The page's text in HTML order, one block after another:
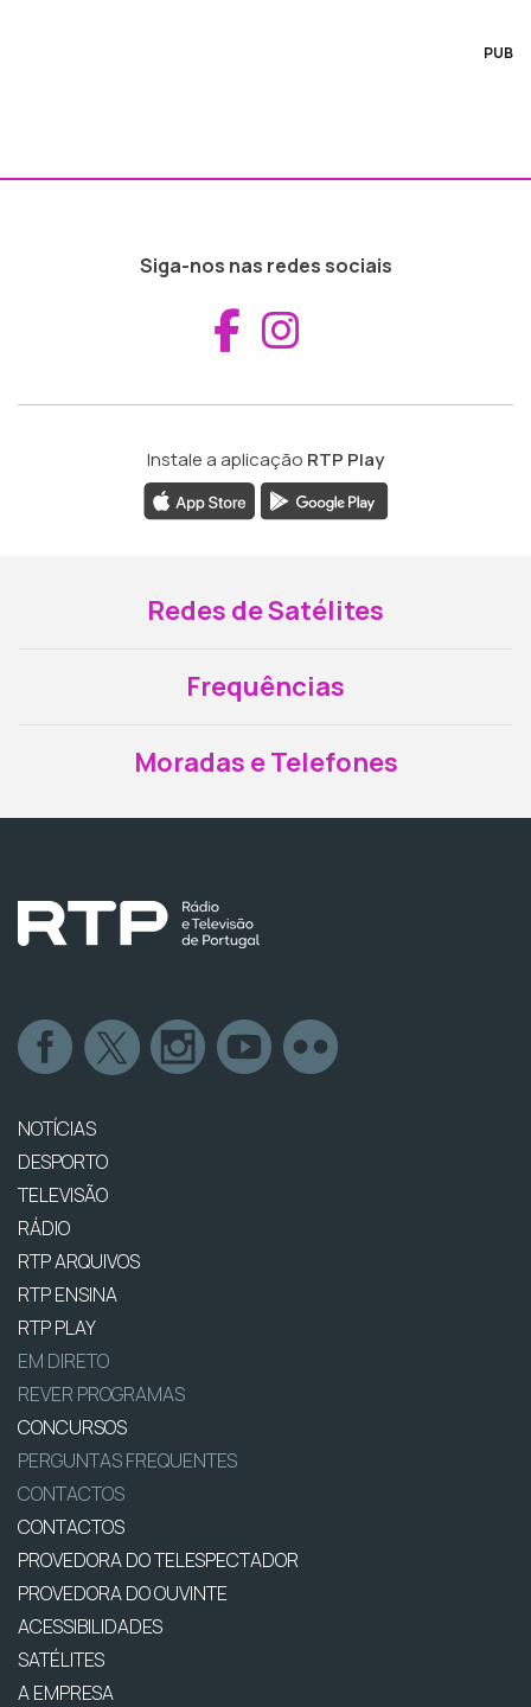
PUB
Siga-nos nas redes sociais
Aceder ao
Instale a aplicação RTP Play
Redes de Satélites
Frequências
Moradas e Telefones
NOTÍCIAS
DESPORTO
TELEVISÃO
RÁDIO
RTP ARQUIVOS
RTP ENSINA
RTP PLAY
EM DIRETO
REVER PROGRAMAS
CONCURSOS
PERGUNTAS FREQUENTES
CONTACTOS
CONTACTOS
PROVEDORA DO TELESPECTADOR
PROVEDORA DO OUVINTE
ACESSIBILIDADES
SATÉLITES
A EMPRESA